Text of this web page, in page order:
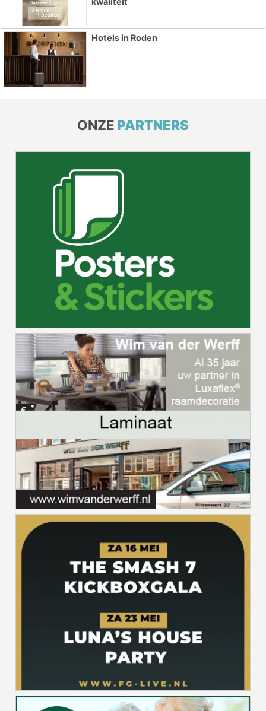
Hotels in Roden
ONZE PARTNERS